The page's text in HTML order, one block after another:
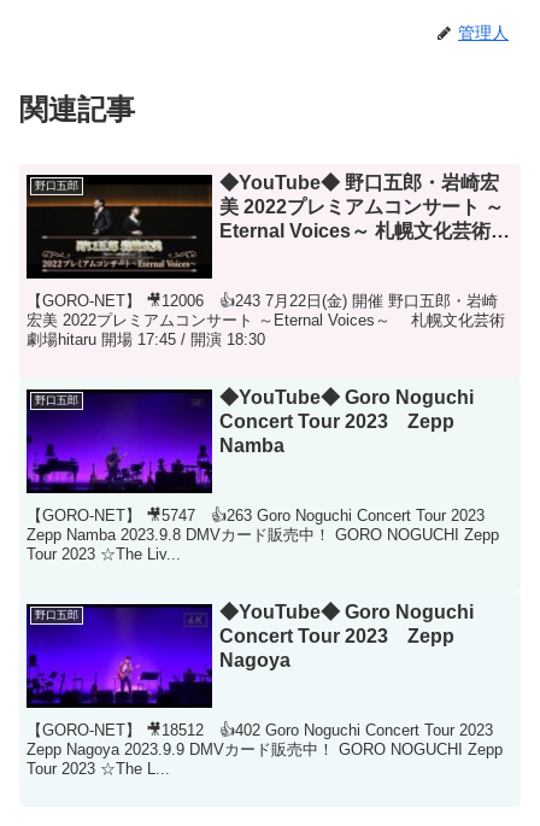
管理人
関連記事
野口五郎
◆YouTube◆ 野口五郎・岩崎宏
美 2022プレミアムコンサート ～
Eternal Voices～ 札幌文化芸術劇
【GORO-NET】 🎥12006 👍243 7月22日(金) 開催 野口五郎・岩崎
宏美 2022プレミアムコンサート ～Eternal Voices～ 札幌文化芸術
劇場hitaru 開場 17:45 / 開演 18:30
野口五郎
◆YouTube◆ Goro Noguchi
Concert Tour 2023 Zepp
Namba
【GORO-NET】 🎥5747 👍263 Goro Noguchi Concert Tour 2023
Zepp Namba 2023.9.8 DMVカード販売中！ GORO NOGUCHI Zepp
Tour 2023 ☆The Liv...
野口五郎
◆YouTube◆ Goro Noguchi
Concert Tour 2023 Zepp
Nagoya
【GORO-NET】 🎥18512 👍402 Goro Noguchi Concert Tour 2023
Zepp Nagoya 2023.9.9 DMVカード販売中！ GORO NOGUCHI Zepp
Tour 2023 ☆The L...